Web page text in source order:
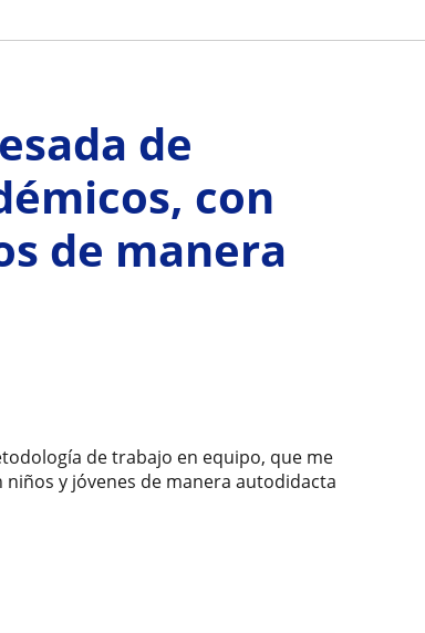
de
con
de manera
de trabajo en equipo, que me
y jóvenes de manera autodidacta